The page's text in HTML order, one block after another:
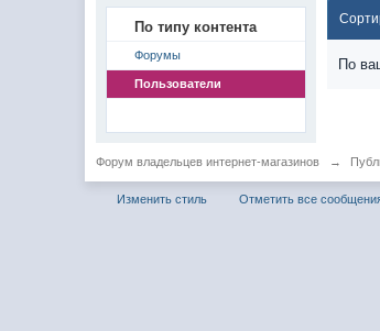
По типу контента
Форумы
Пользователи
По
Форум владельцев интернет-магазинов →
Изменить стиль Отметить все